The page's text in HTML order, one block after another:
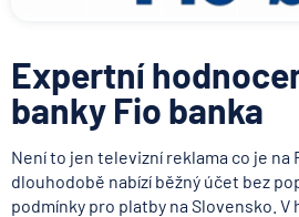
Expertní
banky Fio banka
Není to jen televizní reklama co je na
dlouhodobě nabízí běžný účet bez
podmínky pro platby na Slovensko. V